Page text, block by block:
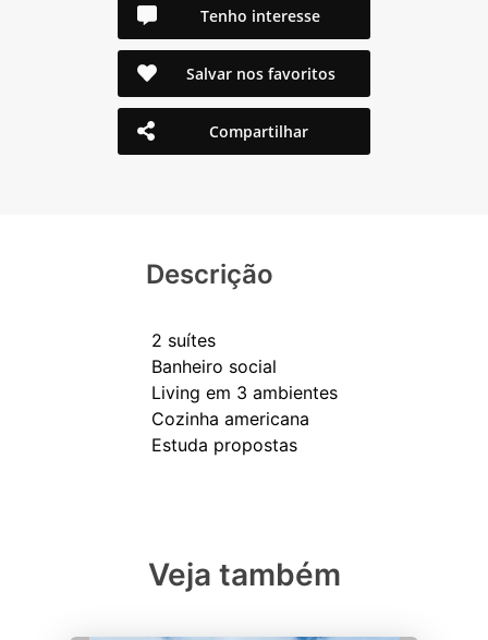
Tenho interesse
Salvar nos favoritos
Compartilhar
Descrição
2 suítes
Banheiro social
Living em 3 ambientes
Cozinha americana
Estuda propostas
Veja também